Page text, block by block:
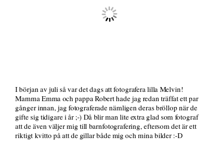
I början av juli så var det dags att fotografera lilla Melvin!
Mamma Emma och pappa Robert hade jag redan träffat ett par
gånger innan, jag fotograferade nämligen deras bröllop när de
gifte sig tidigare i år ;-) Då blir man lite extra glad som fotograf
att de även väljer mig till barnfotografering, eftersom det är ett
riktigt kvitto på att de gillar både mig och mina bilder :-D